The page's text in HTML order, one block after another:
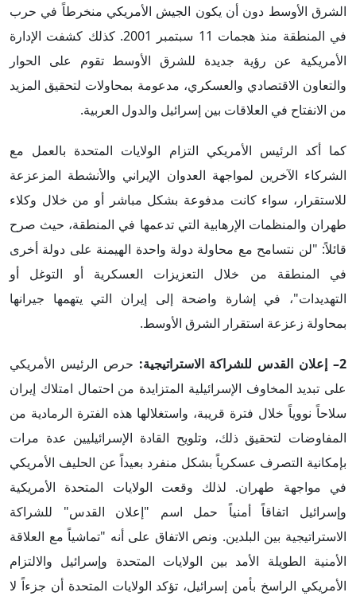
الشرق الأوسط دون أن يكون الجيش الأمريكي منخرطاً في حرب
في المنطقة منذ هجمات 11 سبتمبر 2001. كذلك كشفت الإدارة
الأمريكية عن رؤية جديدة للشرق الأوسط تقوم على الحوار
والتعاون الاقتصادي والعسكري، مدعومة بمحاولات لتحقيق المزيد
من الانفتاح في العلاقات بين إسرائيل والدول العربية.
كما أكد الرئيس الأمريكي التزام الولايات المتحدة بالعمل مع
الشركاء الآخرين لمواجهة العدوان الإيراني والأنشطة المزعزعة
للاستقرار، سواء كانت مدفوعة بشكل مباشر أو من خلال وكلاء
طهران والمنظمات الإرهابية التي تدعمها في المنطقة، حيث صرح
قائلاً: "لن نتسامح مع محاولة دولة واحدة الهيمنة على دولة أخرى
في المنطقة من خلال التعزيزات العسكرية أو التوغل أو
التهديدات"، في إشارة واضحة إلى إيران التي يتهمها جيرانها
بمحاولة زعزعة استقرار الشرق الأوسط.
2– إعلان القدس للشراكة الاستراتيجية:
حرص الرئيس الأمريكي
على تبديد المخاوف الإسرائيلية المتزايدة من احتمال امتلاك إيران
سلاحاً نووياً خلال فترة قريبة، واستغلالها هذه الفترة الرمادية من
المفاوضات لتحقيق ذلك، وتلويح القادة الإسرائيليين عدة مرات
بإمكانية التصرف عسكرياً بشكل منفرد بعيداً عن الحليف الأمريكي
في مواجهة طهران. لذلك وقعت الولايات المتحدة الأمريكية
وإسرائيل اتفاقاً أمنياً حمل اسم "إعلان القدس" للشراكة
الاستراتيجية بين البلدين. ونص الاتفاق على أنه "تماشياً مع العلاقة
الأمنية الطويلة الأمد بين الولايات المتحدة وإسرائيل والالتزام
الأمريكي الراسخ بأمن إسرائيل، تؤكد الولايات المتحدة أن جزءاً لا